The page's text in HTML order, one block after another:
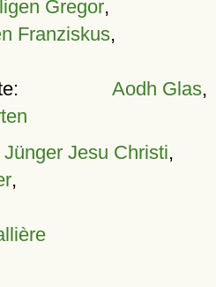
Gregor,
Franziskus,
Aodh Glas,
Jesu Christi,
,